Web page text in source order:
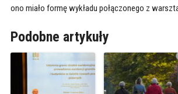
ono miało formę wykładu połączonego z
Podobne artykuły